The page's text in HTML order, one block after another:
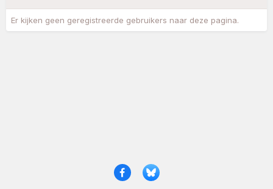
Er kijken geen geregistreerde gebruikers naar deze pagina.